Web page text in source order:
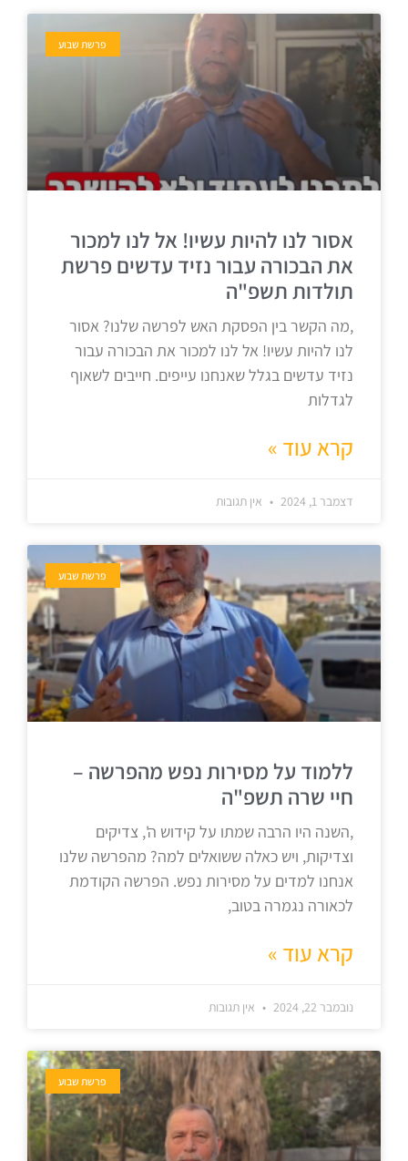
פרשת שבוע
אסור לנו להיות עשיו! אל לנו למכור
את הבכורה עבור נזיד עדשים פרשת
תולדות תשפ"ה
,מה הקשר בין הפסקת האש לפרשה שלנו? אסור
לנו להיות עשיו! אל לנו למכור את הבכורה עבור
נזיד עדשים בגלל שאנחנו עייפים. חייבים לשאוף
לגדלות
קרא עוד »
דצמבר 1, 2024 אין תגובות
פרשת שבוע
ללמוד על מסירות נפש מהפרשה –
חיי שרה תשפ"ה
,השנה היו הרבה שמתו על קידוש ה', צדיקים
וצדיקות, ויש כאלה ששואלים למה? מהפרשה שלנו
אנחנו למדים על מסירות נפש. הפרשה הקודמת
לכאורה נגמרה בטוב,
קרא עוד »
נובמבר 22, 2024 אין תגובות
פרשת שבוע